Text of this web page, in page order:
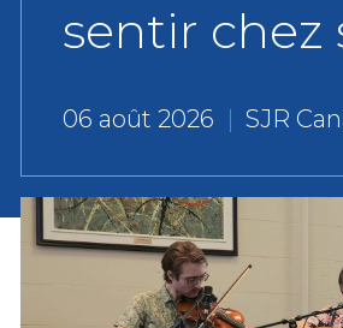
sentir chez
06 août 2026 | SJR